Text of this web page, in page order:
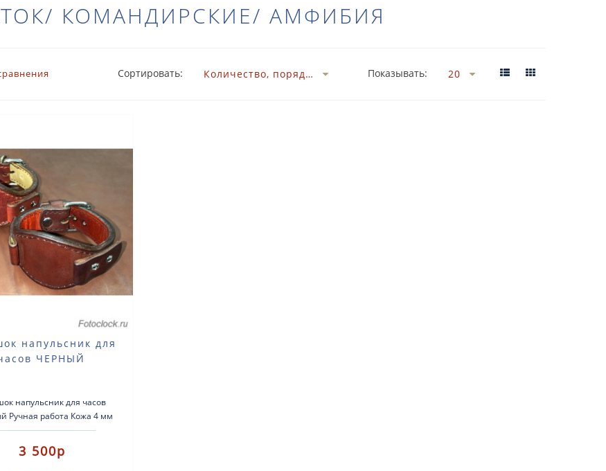
КОМАНДИРСКИЕ/ АМФИБИЯ
Сортировать: Показывать:
напульсник для
ЧЕРНЫЙ
напульсник для часов
Ручная работа Кожа 4 мм
внутренняя Кожа 1,3
мм мягкая, пряжка не..
3 500р